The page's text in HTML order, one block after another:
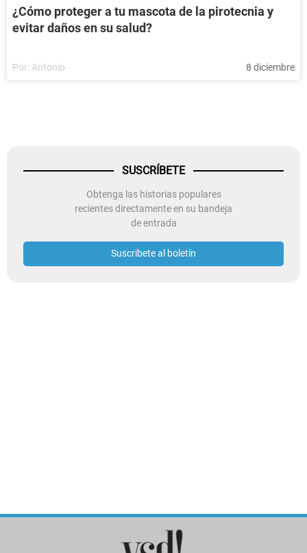
¿Cómo proteger a tu mascota de la pirotecnia y
evitar daños en su salud?
Por: Antonio 8 diciembre
SUSCRÍBETE
Obtenga las historias populares
recientes directamente en su bandeja
de entrada
Suscribete al boletín